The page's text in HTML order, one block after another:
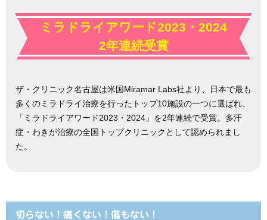
ミラドライアワード2023・2024
2年連続受賞
ザ・クリニック名古屋は米国Miramar Labs社より、日本で最も
多くのミラドライ治療を行ったトップ10施設の一つに選ばれ、
「ミラドライアワード2023・2024」を2年連続で受賞。多汗
症・わきが治療の全国トップクリニックとして認められまし
た。
切らない！痛くない！傷もない！